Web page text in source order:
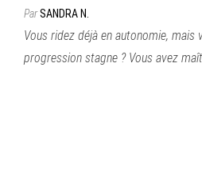
ParSANDRA N.
Vous ridez déjà en autonomie, mais
progression stagne ? Vous avez